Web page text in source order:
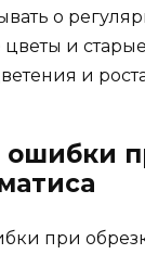
о
и
и
ошибки